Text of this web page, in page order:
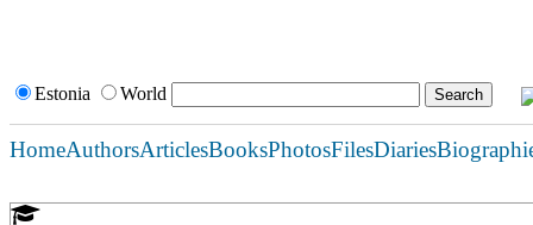
Estonia World
HomeAuthorsArticlesBooksPhotosFilesDiaries